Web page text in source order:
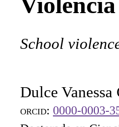
School
Dulce
orcid: 0000-0003-